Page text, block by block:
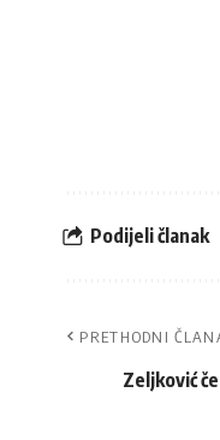
Podijeli članak
PRETHODNI
Zeljković